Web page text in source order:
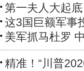
第一夫人大起
这3国巨额军事
美军抓马杜罗
精准！“川普